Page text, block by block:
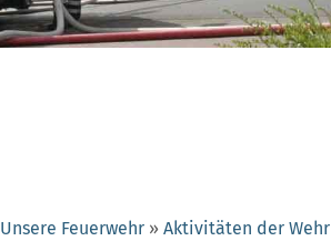
Unsere Feuerwehr » Aktivitäten der Wehr